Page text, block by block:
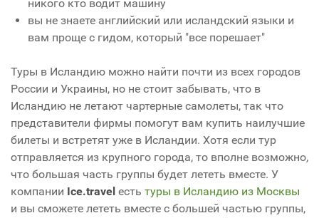
никого кто водит машину
вы не знаете английский или исландский языки и
вам проще с гидом, который "все порешает"
Туры в Исландию можно найти почти из всех городов
России и Украины, но не стоит забывать, что в
Исландию не летают чартерные самолеты, так что
представители фирмы помогут вам купить наилучшие
билеты и встретят уже в Исландии. Хотя если тур
отправляется из крупного города, то вполне возможно,
что большая часть группы будет лететь вместе. У
компании Ice.travel есть туры в Исландию из Москвы
и вы сможете лететь вместе с большей частью группы,